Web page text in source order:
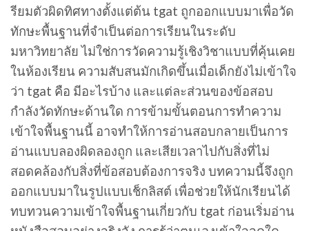
รียมตัวผิดทิศทางตั้งแต่ต้น tgat ถูกออกแบบมาเพื่อวัด
ทักษะพื้นฐานที่จำเป็นต่อการเรียนในระดับ
มหาวิทยาลัย ไม่ใช่การวัดความรู้เชิงวิชาแบบที่คุ้นเคย
ในห้องเรียน ความสับสนมักเกิดขึ้นเมื่อเด็กยังไม่เข้าใจ
ว่า tgat คือ มีอะไรบ้าง และแต่ละส่วนของข้อสอบ
กำลังวัดทักษะด้านใด การข้ามขั้นตอนการทำความ
เข้าใจพื้นฐานนี้ อาจทำให้การอ่านสอบกลายเป็นการ
อ่านแบบลองผิดลองถูก และเสียเวลาไปกับสิ่งที่ไม่
สอดคล้องกับสิ่งที่ข้อสอบต้องการจริง บทความนี้จึงถูก
ออกแบบมาในรูปแบบเช็กลิสต์ เพื่อช่วยให้นักเรียนได้
ทบทวนความเข้าใจพื้นฐานเกี่ยวกับ tgat ก่อนเริ่มอ่าน